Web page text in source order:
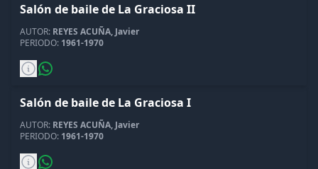
Salón de baile de La Graciosa II
AUTOR: REYES ACUÑA, Javier
PERIODO: 1961-1970
Salón de baile de La Graciosa I
AUTOR: REYES ACUÑA, Javier
PERIODO: 1961-1970